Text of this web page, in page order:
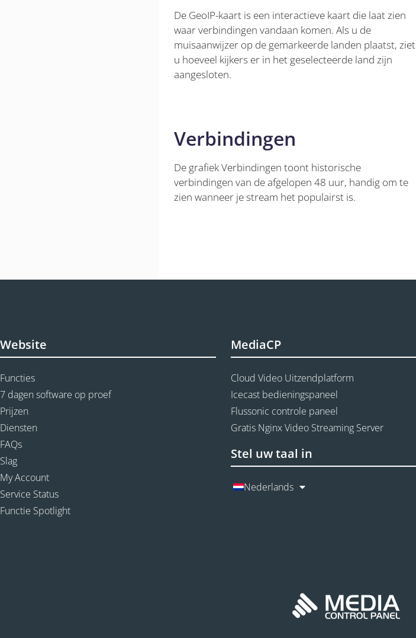
De GeoIP-kaart is een interactieve kaart die laat zien
waar verbindingen vandaan komen. Als u de
muisaanwijzer op de gemarkeerde landen plaatst, ziet
u hoeveel kijkers er in het geselecteerde land zijn
aangesloten.
Verbindingen
De grafiek Verbindingen toont historische
verbindingen van de afgelopen 48 uur, handig om te
zien wanneer je stream het populairst is.
Website
Functies
7 dagen software op proef
Prijzen
Diensten
FAQs
Slag
My Account
Service Status
Functie Spotlight
MediaCP
Cloud Video Uitzendplatform
Icecast bedieningspaneel
Flussonic controle paneel
Gratis Nginx Video Streaming Server
Stel uw taal in
Nederlands